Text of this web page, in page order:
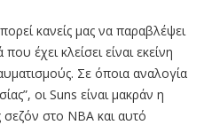
κανείς μας να παραβλέψει
έχει κλείσει είναι εκείνη
Σε όποια αναλογία
οι Suns είναι μακράν η
σεζόν στο ΝΒΑ και αυτό